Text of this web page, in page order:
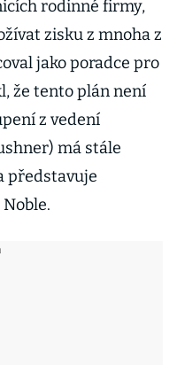
rodinné firmy,
zisku z mnoha z
jako poradce pro
že tento plán není
z vedení
má stále
představuje